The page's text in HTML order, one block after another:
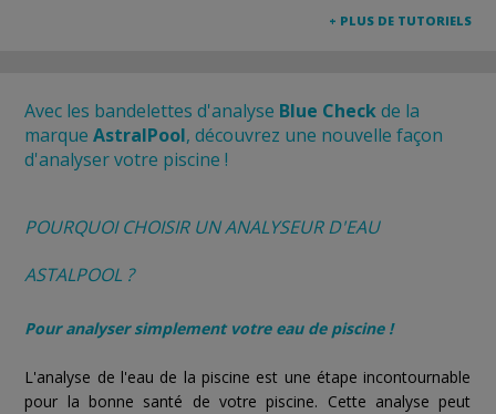
+ PLUS DE TUTORIELS
Avec les bandelettes d'analyse Blue Checkde la
marqueAstralPool, découvrez une nouvelle façon
d'analyser votre piscine !
POURQUOI CHOISIR UN ANALYSEUR D'EAU
ASTALPOOL ?
Pour analyser simplement votre eau de piscine !
L'analyse de l'eau de la piscine est une étape incontournable
pour la bonne santé de votre piscine. Cette analyse peut